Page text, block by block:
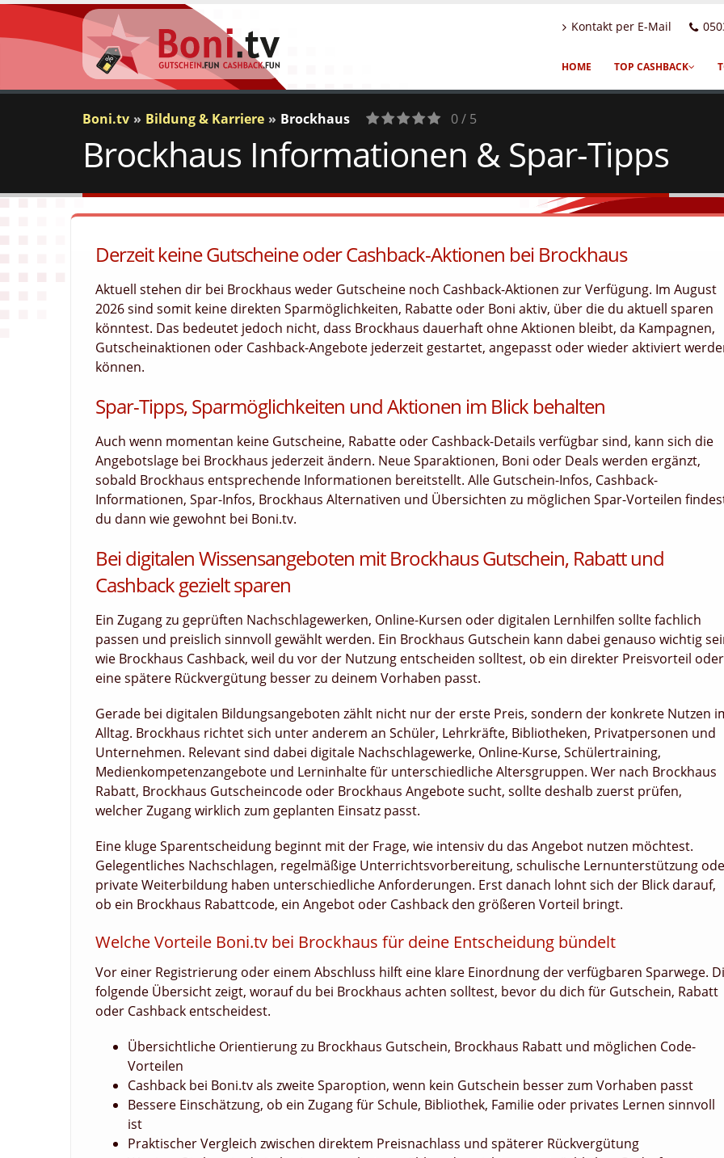
Kontakt per E-Mail
HOME TOP CASHBACK
Boni.tv Bildung & Karriere Brockhaus
Votes
0 / 5
Brockhaus Informationen & Spar-Tipps
Derzeit keine Gutscheine oder Cashback-Aktionen bei Brockhaus
Aktuell stehen dir bei Brockhaus weder Gutscheine noch Cashback-Aktionen zur Verfügung. Im August
2026 sind somit keine direkten Sparmöglichkeiten, Rabatte oder Boni aktiv, über die du aktuell sparen
könntest. Das bedeutet jedoch nicht, dass Brockhaus dauerhaft ohne Aktionen bleibt, da Kampagnen,
Gutscheinaktionen oder Cashback-Angebote jederzeit gestartet, angepasst oder wieder aktiviert
können.
Spar-Tipps, Sparmöglichkeiten und Aktionen im Blick behalten
Auch wenn momentan keine Gutscheine, Rabatte oder Cashback-Details verfügbar sind, kann sich die
Angebotslage bei Brockhaus jederzeit ändern. Neue Sparaktionen, Boni oder Deals werden ergänzt,
sobald Brockhaus entsprechende Informationen bereitstellt. Alle Gutschein-Infos, Cashback-
Informationen, Spar-Infos, Brockhaus Alternativen und Übersichten zu möglichen Spar-Vorteilen
du dann wie gewohnt bei Boni.tv.
Bei digitalen Wissensangeboten mit Brockhaus Gutschein, Rabatt und
Cashback gezielt sparen
Ein Zugang zu geprüften Nachschlagewerken, Online-Kursen oder digitalen Lernhilfen sollte fachlich
passen und preislich sinnvoll gewählt werden. Ein Brockhaus Gutschein kann dabei genauso wichtig
wie Brockhaus Cashback, weil du vor der Nutzung entscheiden solltest, ob ein direkter Preisvorteil oder
eine spätere Rückvergütung besser zu deinem Vorhaben passt.
Gerade bei digitalen Bildungsangeboten zählt nicht nur der erste Preis, sondern der konkrete Nutzen
Alltag. Brockhaus richtet sich unter anderem an Schüler, Lehrkräfte, Bibliotheken, Privatpersonen und
Unternehmen. Relevant sind dabei digitale Nachschlagewerke, Online-Kurse, Schülertraining,
Medienkompetenzangebote und Lerninhalte für unterschiedliche Altersgruppen. Wer nach Brockhaus
Rabatt, Brockhaus Gutscheincode oder Brockhaus Angebote sucht, sollte deshalb zuerst prüfen,
welcher Zugang wirklich zum geplanten Einsatz passt.
Eine kluge Sparentscheidung beginnt mit der Frage, wie intensiv du das Angebot nutzen möchtest.
Gelegentliches Nachschlagen, regelmäßige Unterrichtsvorbereitung, schulische Lernunterstützung
private Weiterbildung haben unterschiedliche Anforderungen. Erst danach lohnt sich der Blick darauf,
ob ein Brockhaus Rabattcode, ein Angebot oder Cashback den größeren Vorteil bringt.
Welche Vorteile Boni.tv bei Brockhaus für deine Entscheidung bündelt
Vor einer Registrierung oder einem Abschluss hilft eine klare Einordnung der verfügbaren Sparwege.
folgende Übersicht zeigt, worauf du bei Brockhaus achten solltest, bevor du dich für Gutschein, Rabatt
oder Cashback entscheidest.
Übersichtliche Orientierung zu Brockhaus Gutschein, Brockhaus Rabatt und möglichen Code-
Vorteilen
Cashback bei Boni.tv als zweite Sparoption, wenn kein Gutschein besser zum Vorhaben passt
Bessere Einschätzung, ob ein Zugang für Schule, Bibliothek, Familie oder privates Lernen sinnvoll
ist
Praktischer Vergleich zwischen direktem Preisnachlass und späterer Rückvergütung